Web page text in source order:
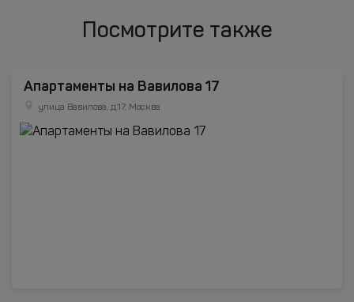
Посмотрите также
Апартаменты на Вавилова 17
улица Вавилова, д.17, Москва